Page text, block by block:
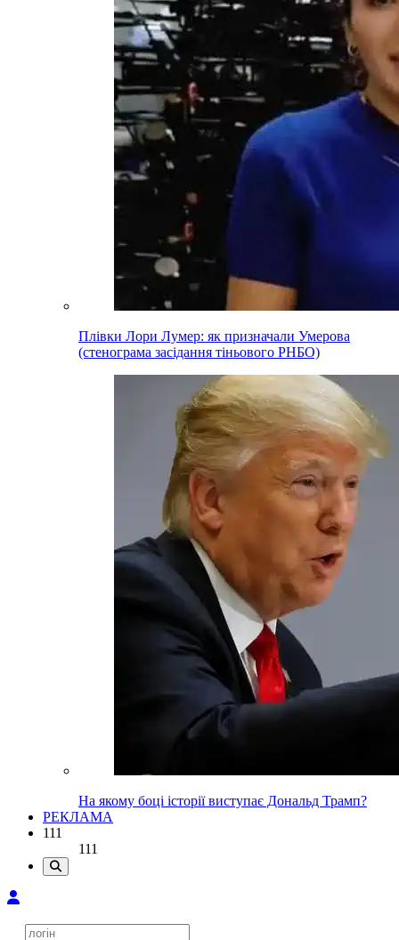
Плівки Лори Лумер: як призначали Умерова
(стенограма засідання тіньового РНБО)
На якому боці історії виступає Дональд Трамп?
РЕКЛАМА
111
111